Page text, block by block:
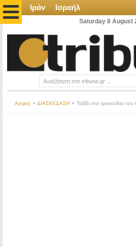
Ιράν Ισραήλ
Saturday 8 August
Αρχική ΔΙΑΣΚΕΔΑΣΗ Ταξίδι στα τραγούδια